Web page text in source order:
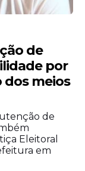
de
por
meios
de
Eleitoral
em